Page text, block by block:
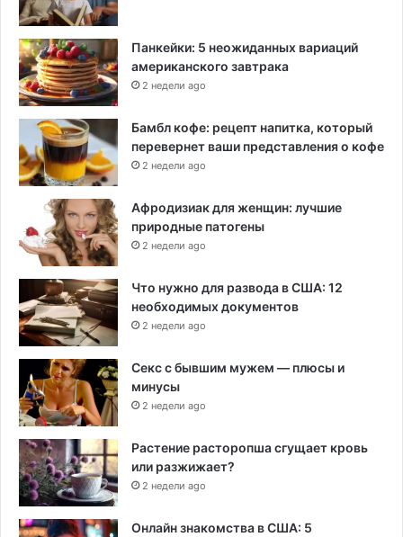
Панкейки: 5 неожиданных вариаций
американского завтрака
2 недели ago
Бамбл кофе: рецепт напитка, который
перевернет ваши представления о кофе
2 недели ago
Афродизиак для женщин: лучшие
природные патогены
2 недели ago
Что нужно для развода в США: 12
необходимых документов
2 недели ago
Секс с бывшим мужем — плюсы и
минусы
2 недели ago
Растение расторопша сгущает кровь
или разжижает?
2 недели ago
Онлайн знакомства в США: 5